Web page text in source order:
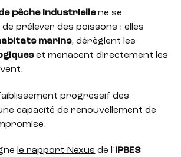
pêche industriellene se
prélever des poissons : elles
marins, dérèglent les
et menacent directement les
progressif des
capacité de renouvellement de
le rapport Nexus de l’ IPBES